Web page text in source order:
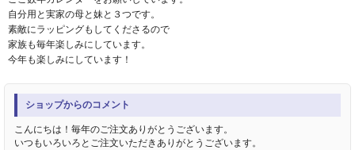
自分用と実家の母と妹と３つです。
素敵にラッピングもしてくださるので
家族も毎年楽しみにしています。
今年も楽しみにしています！
ショップからのコメント
こんにちは！毎年のご注文ありがとうございます。
いつもいろいろとご注文いただきありがとうございます。